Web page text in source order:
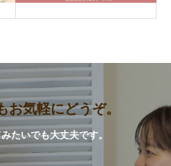
お気軽にどうぞ。
たいでも大丈夫です。